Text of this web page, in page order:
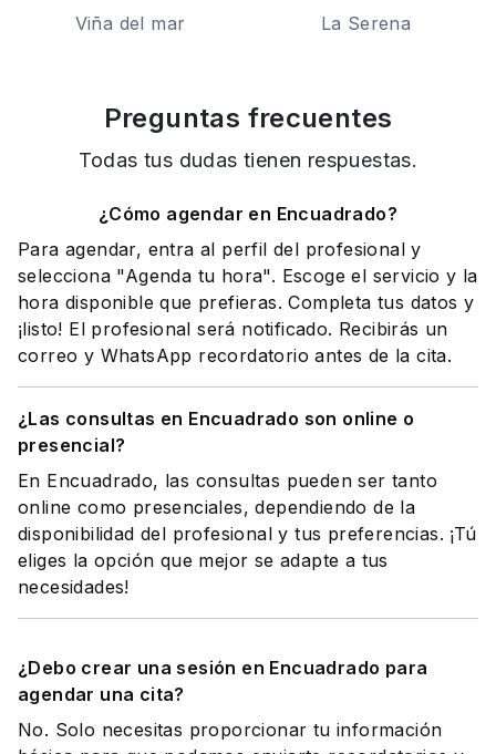
Viña del mar
La Serena
Preguntas frecuentes
Todas tus dudas tienen respuestas.
¿Cómo agendar en Encuadrado?
Para agendar, entra al perfil del profesional y
selecciona "Agenda tu hora". Escoge el servicio y la
hora disponible que prefieras. Completa tus datos y
¡listo! El profesional será notificado. Recibirás un
correo y WhatsApp recordatorio antes de la cita.
¿Las consultas en Encuadrado son online o
presencial?
En Encuadrado, las consultas pueden ser tanto
online como presenciales, dependiendo de la
disponibilidad del profesional y tus preferencias. ¡Tú
eliges la opción que mejor se adapte a tus
necesidades!
¿Debo crear una sesión en Encuadrado para
agendar una cita?
No. Solo necesitas proporcionar tu información